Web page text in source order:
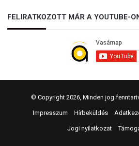
FELIRATKOZOTT MÁR A YOUTUBE-
© Copyright 2026, Minden jog
Impresszum Hírbeküldés
Jogi nyilatkozat